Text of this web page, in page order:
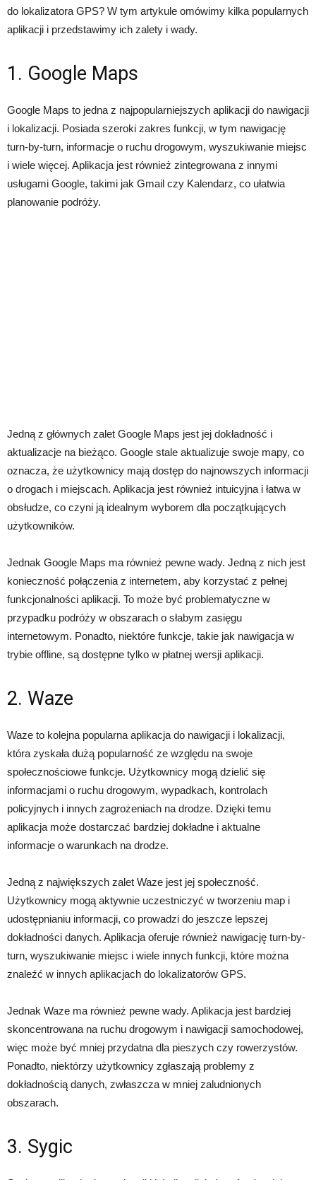
do lokalizatora GPS? W tym artykule omówimy kilka popularnych
aplikacji i przedstawimy ich zalety i wady.
1. Google Maps
Google Maps to jedna z najpopularniejszych aplikacji do nawigacji
i lokalizacji. Posiada szeroki zakres funkcji, w tym nawigację
turn-by-turn, informacje o ruchu drogowym, wyszukiwanie miejsc
i wiele więcej. Aplikacja jest również zintegrowana z innymi
usługami Google, takimi jak Gmail czy Kalendarz, co ułatwia
planowanie podróży.
Jedną z głównych zalet Google Maps jest jej dokładność i
aktualizacje na bieżąco. Google stale aktualizuje swoje mapy, co
oznacza, że ​​użytkownicy mają dostęp do najnowszych informacji
o drogach i miejscach. Aplikacja jest również intuicyjna i łatwa w
obsłudze, co czyni ją idealnym wyborem dla początkujących
użytkowników.
Jednak Google Maps ma również pewne wady. Jedną z nich jest
konieczność połączenia z internetem, aby korzystać z pełnej
funkcjonalności aplikacji. To może być problematyczne w
przypadku podróży w obszarach o słabym zasięgu
internetowym. Ponadto, niektóre funkcje, takie jak nawigacja w
trybie offline, są dostępne tylko w płatnej wersji aplikacji.
2. Waze
Waze to kolejna popularna aplikacja do nawigacji i lokalizacji,
która zyskała dużą popularność ze względu na swoje
społecznościowe funkcje. Użytkownicy mogą dzielić się
informacjami o ruchu drogowym, wypadkach, kontrolach
policyjnych i innych zagrożeniach na drodze. Dzięki temu
aplikacja może dostarczać bardziej dokładne i aktualne
informacje o warunkach na drodze.
Jedną z największych zalet Waze jest jej społeczność.
Użytkownicy mogą aktywnie uczestniczyć w tworzeniu map i
udostępnianiu informacji, co prowadzi do jeszcze lepszej
dokładności danych. Aplikacja oferuje również nawigację turn-by-
turn, wyszukiwanie miejsc i wiele innych funkcji, które można
znaleźć w innych aplikacjach do lokalizatorów GPS.
Jednak Waze ma również pewne wady. Aplikacja jest bardziej
skoncentrowana na ruchu drogowym i nawigacji samochodowej,
więc może być mniej przydatna dla pieszych czy rowerzystów.
Ponadto, niektórzy użytkownicy zgłaszają problemy z
dokładnością danych, zwłaszcza w mniej zaludnionych
obszarach.
3. Sygic